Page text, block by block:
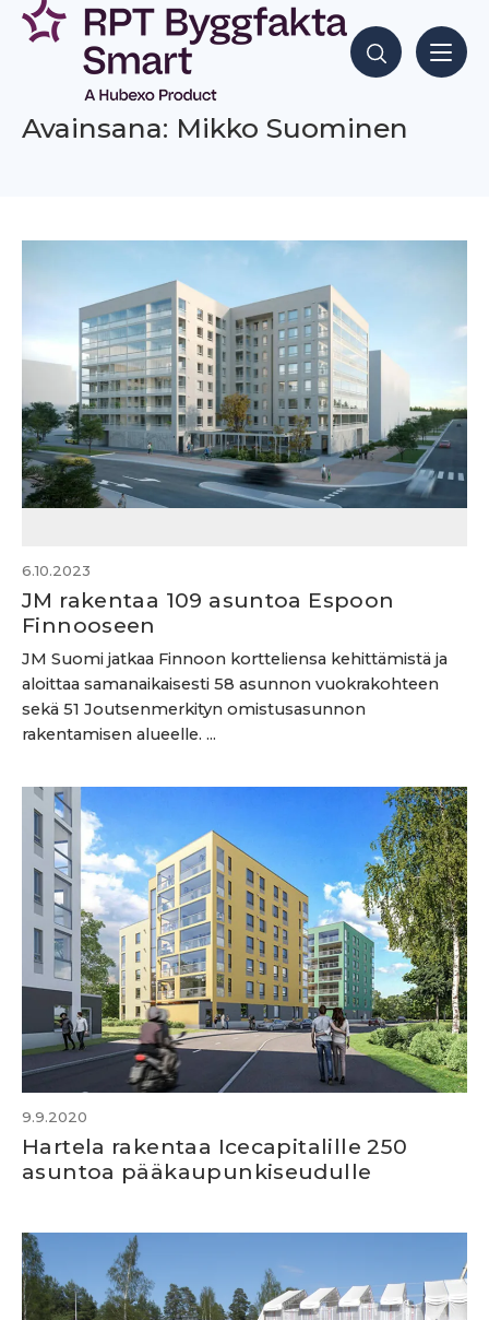
Siirry
sisältöön
Hae sisältöjä
Avainsana: Mikko Suominen
6.10.2023
JM rakentaa 109 asuntoa Espoon
Finnooseen
JM Suomi jatkaa Finnoon kortteliensa kehittämistä ja
aloittaa samanaikaisesti 58 asunnon vuokrakohteen
sekä 51 Joutsenmerkityn omistusasunnon
rakentamisen alueelle. ...
9.9.2020
Hartela rakentaa Icecapitalille 250
asuntoa pääkaupunkiseudulle